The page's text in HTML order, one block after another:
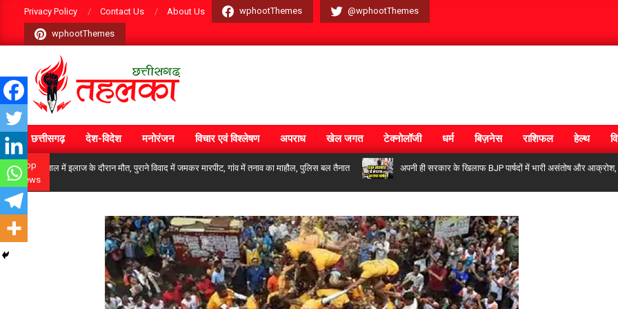
content
Privacy Policy Contact Us About Us wphootThemes @wphootThemes
wphootThemes
CGTEHELKA
Primary
Navigation
Menu
छत्तीसगढ़ देश-विदेश मनोरंजन विचार एवं विश्लेषण अपराध खेल जगत टेक्नोलॉजी धर्म बिज़नेस राशिफल हेल्थ
Top
News
में इलाज के दौरान मौत, पुराने विवाद में जमकर मारपीट, गांव में तनाव का माहौल, पुलिस बल तैनात अपनी ही सरकार के खिलाफ BJP पार्षदों में भारी असंतोष और आक्रोश, CMO